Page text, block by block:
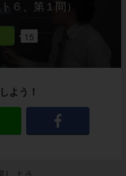
６、第１問）
15
よう！